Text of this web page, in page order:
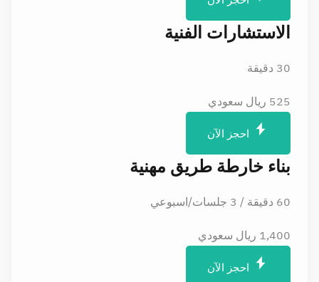
الاستشارات الفنية
30 دقيقة
525 ريال سعودي
احجز الآن
بناء خارطة طريق مهنية
60 دقيقة / 3 جلسات/اسبوعي
1,400 ريال سعودي
احجز الآن